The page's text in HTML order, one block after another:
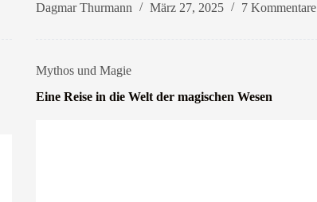
Dagmar Thurmann März 27, 2025 7 Kommentare
Mythos und Magie
Eine Reise in die Welt der magischen Wesen